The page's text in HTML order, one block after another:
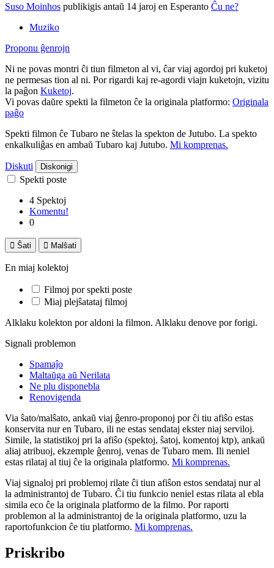
Suso Moinhos publikigis antaŭ 14 jaroj en Esperanto Ĉu ne?
Muziko
Proponu ĝenrojn
Ni ne povas montri ĉi tiun filmeton al vi, ĉar viaj agordoj pri kuketoj
ne permesas tion al ni. Por rigardi kaj re-agordi viajn kuketojn, vizitu
la paĝon Kuketoj.
Vi povas daŭre spekti la filmeton ĉe la originala platformo: Originala
paĝo
Spekti filmon ĉe Tubaro ne ŝtelas la spekton de Jutubo. La spekto
enkalkuliĝas en ambaŭ Tubaro kaj Jutubo. Mi komprenas.
Diskuti Diskonigi
Spekti poste
4 Spektoj
Komentu!
0
 Ŝati  Malŝati
En miaj kolektoj
Filmoj por spekti poste
Miaj plejŝatataj filmoj
Alklaku kolekton por aldoni la filmon. Alklaku denove por forigi.
Signali problemon
Spamaĵo
Maltaŭga aŭ Nerilata
Ne plu disponebla
Renovigenda
Via ŝato/malŝato, ankaŭ viaj ĝenro-proponoj por ĉi tiu afiŝo estas
konservita nur en Tubaro, ili ne estas sendataj ekster niaj serviloj.
Simile, la statistikoj pri la afiŝo (spektoj, ŝatoj, komentoj ktp), ankaŭ
aliaj atribuoj, ekzemple ĝenroj, venas de Tubaro mem. Ili neniel
estas rilataj al tiuj ĉe la originala platformo. Mi komprenas.
Viaj signaloj pri problemoj rilate ĉi tiun afiŝon estos sendataj nur al
la administrantoj de Tubaro. Ĉi tiu funkcio neniel estas rilata al ebla
simila eco ĉe la originala platformo de la filmo. Por raporti
problemon al la administrantoj de la originala platformo, uzu la
raportofunkcion ĉe tiu platformo. Mi komprenas.
Priskribo